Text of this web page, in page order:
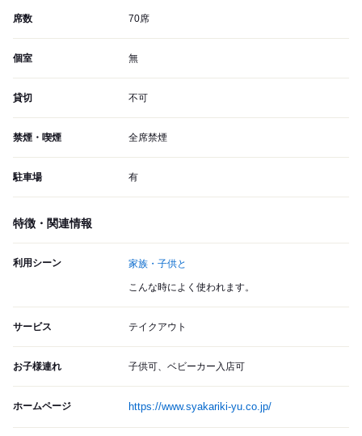
席数 70席
個室 無
貸切 不可
禁煙・喫煙 全席禁煙
駐車場 有
特徴・関連情報
利用シーン 家族・子供と
こんな時によく使われます。
サービス テイクアウト
お子様連れ 子供可、ベビーカー入店可
ホームページ https://www.syakariki-yu.co.jp/